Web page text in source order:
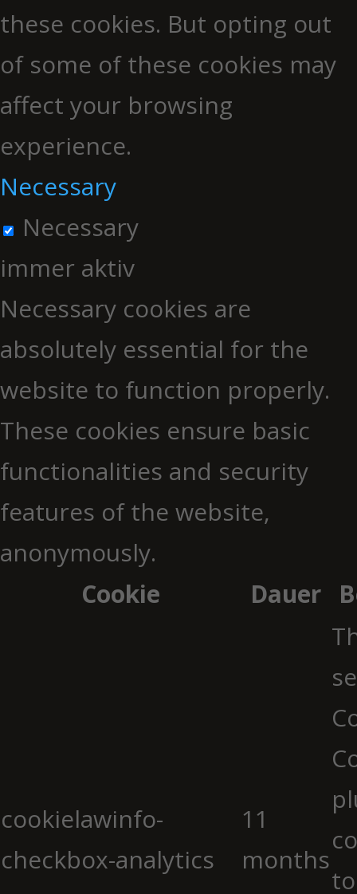
these cookies. But opting out
of some of these cookies may
affect your browsing
experience.
Necessary
Necessary
immer aktiv
Necessary cookies are
absolutely essential for the
website to function properly.
These cookies ensure basic
functionalities and security
features of the website,
anonymously.
Cookie
Dauer
cookielawinfo-
checkbox-analytics
11
months